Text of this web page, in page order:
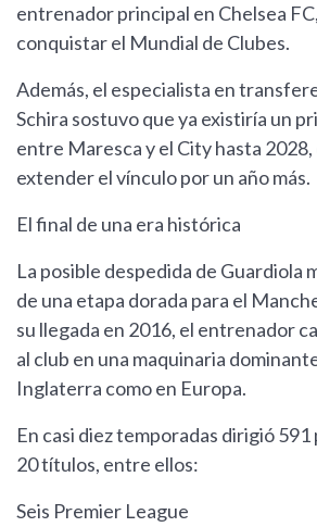
entrenador principal en Chelsea
conquistar el Mundial de Clubes.
Además, el especialista en
Schira sostuvo que ya existiría un
entre Maresca y el City hasta
extender el vínculo por un año más.
El final de una era histórica
La posible despedida de Guardiola
de una etapa dorada para el
su llegada en 2016, el entrenador
al club en una maquinaria
Inglaterra como en Europa.
En casi diez temporadas dirigió
20 títulos, entre ellos:
Seis Premier League